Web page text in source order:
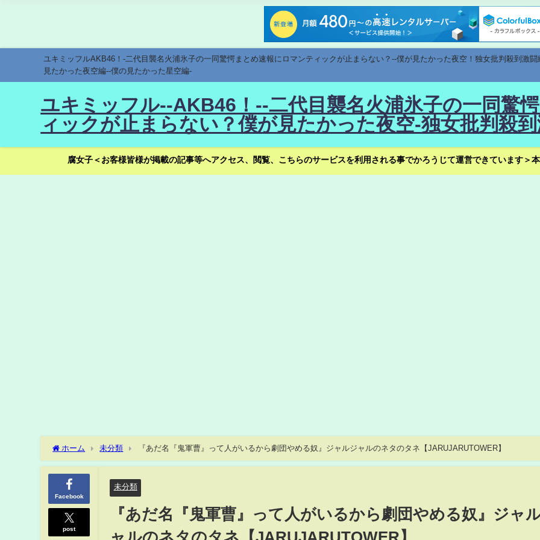
ユキミッフルAKB46！-二代目襲名火浦氷子の一同驚愕まとめ速報にロマンティックが止まらない？--僕が見たかった夜空！独女批判殺到激
見たかった夜空編--僕の見たかった星空編-
ユキミッフル--AKB46！--二代目襲名火浦氷子の一同驚
ィックが止まらない？僕が見たかった夜空-独女批判殺
腐女子＜お客様皆様が掲載の記事等へアクセス、閲覧、こちらのサービスを利用される事でかろうじて運営できています＞
ホーム 未分類 『あだ名『鬼軍曹』って人がいるから劇団やめる奴』ジャルジャルのネタのタネ【JARUJARUTOWER】
Facebook
post
未分類
『あだ名『鬼軍曹』って人がいるから劇団やめる奴』ジャ
ャルのネタのタネ【JARUJARUTOWER】